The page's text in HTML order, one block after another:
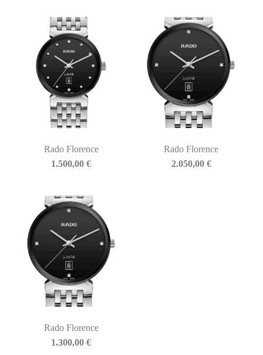
Rado Florence
1.500,00€
Rado Florence
2.050,00 €
Rado Florence
1.300,00€